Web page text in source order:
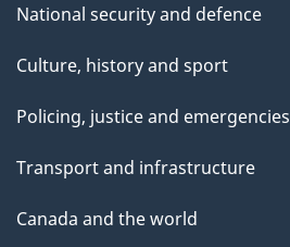
National security and defence
Culture, history and sport
Policing, justice and emergencies
Transport and infrastructure
Canada and the world